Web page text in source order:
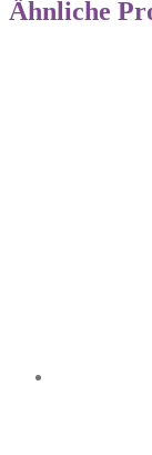
Ähnliche